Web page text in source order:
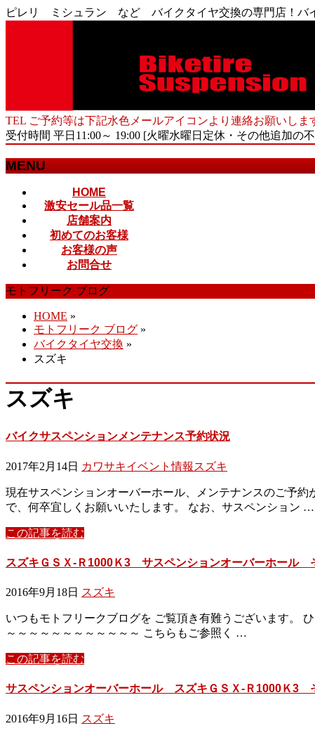
ピレリ ミシュラン など バイクタイヤ交換の専門店！バ
TEL ご予約等は下記水色メールアイコンより連絡お願いしま
受付時間 平日11:00～ 19:00 [火曜水曜日定休・その他追加の
MENU
ば
す
HOME
激安セール品一覧
店舗案内
初めてのお客様
お客様の声
お問合せ
モトフリーク ブログ
HOME »
モトフリーク ブログ »
バイクタイヤ交換 »
スズキ
スズキ
バイクサスペンションメンテナンス予約状況
2017年2月14日 カワサキイベント情報 スズキ
現在サスペンションオーバーホール、メンテナンスのご予
で、何卒宜しくお願いいたします。 なお、サスペンション …
この記事を読む
スズキＧＳＸ-Ｒ1000Ｋ3 サスペンションオーバーホール
2016年9月18日 スズキ
いつもモトフリークブログを ご覧頂き有難うございます。
～～～～～～～～～～～～ こちらもご参照く …
この記事を読む
サスペンションオーバーホール スズキＧＳＸ-Ｒ1000Ｋ3
2016年9月16日 スズキ